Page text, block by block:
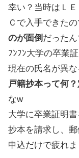
幸い？当時はＬ
Ｃで入手できたの
のが面倒 だったん
ﾌﾝﾌﾝ大学の卒業
現在の氏名が異
戸籍抄本って何
なw
大学に卒業証明
抄本を請求し、
申込だけで疲れま